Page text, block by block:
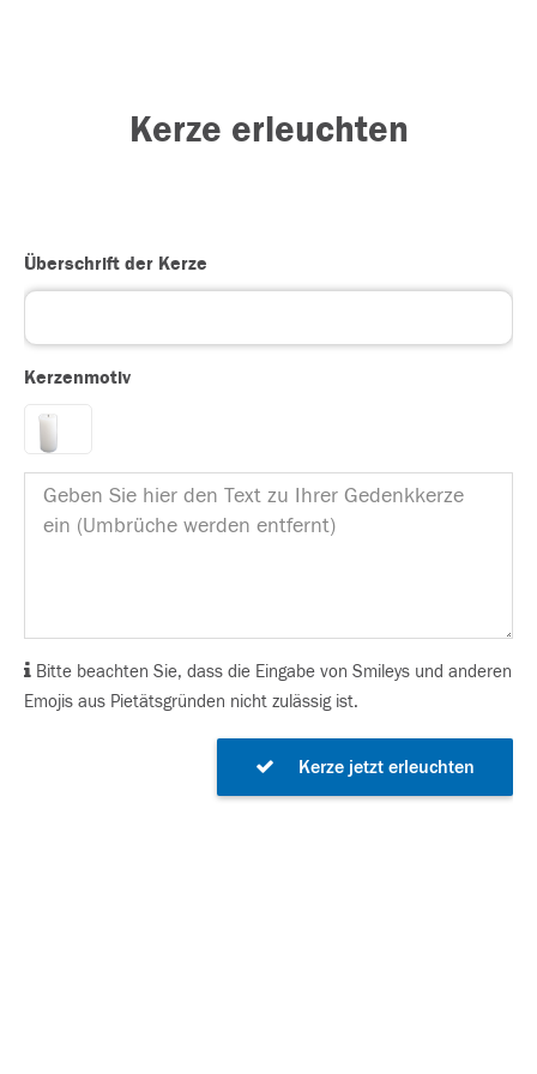
Kerze erleuchten
Überschrift der Kerze
Kerzenmotiv
Bitte beachten Sie, dass die Eingabe von Smileys und anderen
Emojis aus Pietätsgründen nicht zulässig ist.
Kerze jetzt erleuchten